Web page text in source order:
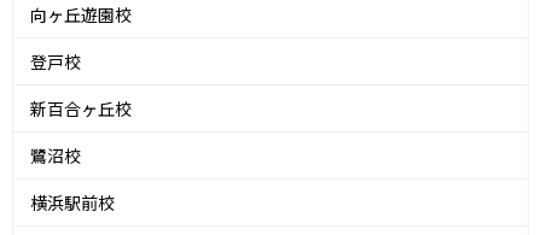
向ヶ丘遊園校
登戸校
新百合ヶ丘校
鷺沼校
横浜駅前校